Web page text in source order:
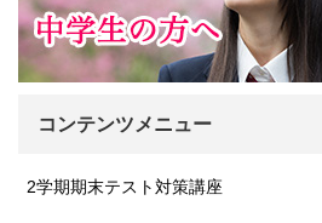
コンテンツメニュー
2学期期末テスト対策講座